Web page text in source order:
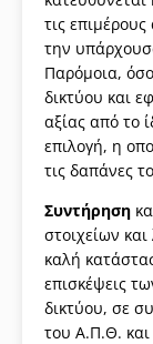
τις
την
Παρόμοια,
δικτύου και
αξίας από το
επιλογή, η
τις δαπάνες
Συντήρηση
στοιχείων
καλή
επισκέψεις
δικτύου, σε
του Α.Π.Θ.